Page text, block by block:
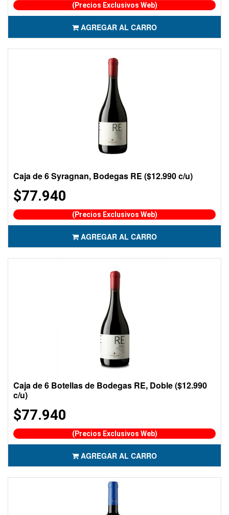
(Precios Exclusivos Web)
AGREGAR AL CARRO
Caja de 6 Syragnan, Bodegas RE ($12.990 c/u)
$77.940
(Precios Exclusivos Web)
AGREGAR AL CARRO
Caja de 6 Botellas de Bodegas RE, Doble ($12.990
c/u)
$77.940
(Precios Exclusivos Web)
AGREGAR AL CARRO